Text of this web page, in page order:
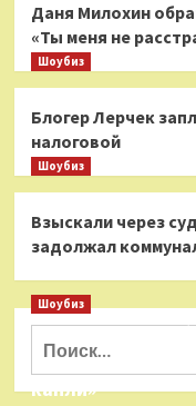
Даня Милохин
«Ты меня не
Шоубиз
Блогер Лерчек
налоговой
Шоубиз
Взыскали через
задолжал
Шоубиз
Даня Милохин
Соловьеву: «Ты
капли»